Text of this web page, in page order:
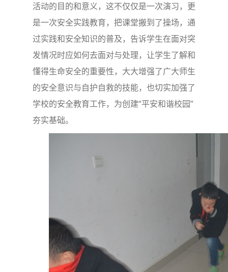
活动的目的和意义，这不仅仅是一次演习，更
是一次安全实践教育，把课堂搬到了操场，通
过实践和安全知识的普及，告诉学生在面对突
发情况时应如何去面对与处理，让学生了解和
懂得生命安全的重要性，大大增强了广大师生
的安全意识与自护自救的技能，也切实加强了
学校的安全教育工作，为创建“平安和谐校园”
夯实基础。